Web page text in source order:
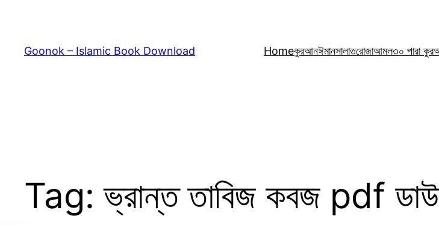
content
Goonok – Islamic Book Download Homeকুরআনঈমানসালাতরোজাআমল৩০ পারা
Tag:ভ্রান্ত তাবিজ কবজ pdf